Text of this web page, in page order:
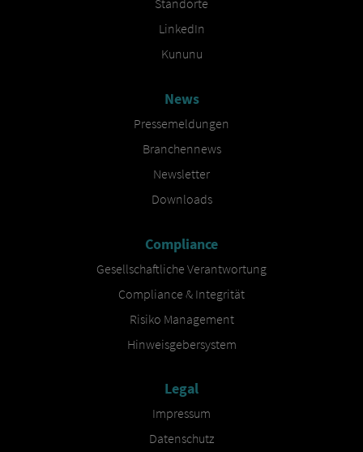
Standorte
LinkedIn
Kununu
News
Pressemeldungen
Branchennews
Newsletter
Downloads
Compliance
Gesellschaftliche Verantwortung
Compliance & Integrität
Risiko Management
Hinweisgebersystem
Legal
Impressum
Datenschutz